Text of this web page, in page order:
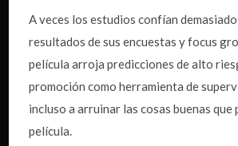
A veces los estudios confían
resultados de sus encuestas y focus
película arroja predicciones de alto
promoción como herramienta de
incluso a arruinar las cosas buenas que
película.